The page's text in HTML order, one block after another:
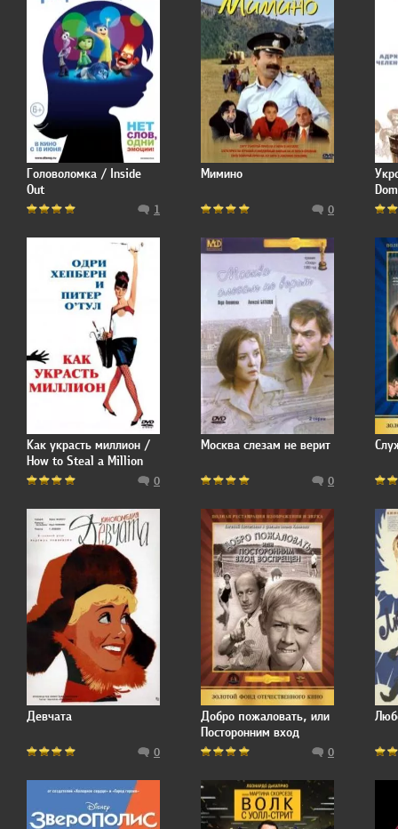
Головоломка / Inside
Out
1
Мимино
0
Как украсть миллион /
How to Steal a Million
0
Москва слезам не верит
0
Девчата
0
Добро пожаловать, или
Посторонним вход
воспрещен
0